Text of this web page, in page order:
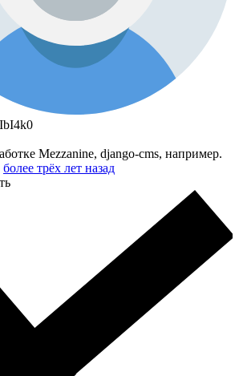
Mezzanine, django-cms, например.
более трёх лет назад